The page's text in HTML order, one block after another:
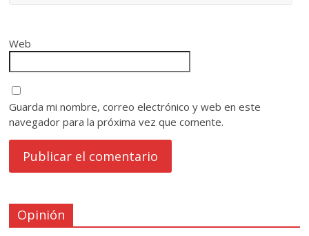
Web
Guarda mi nombre, correo electrónico y web en este
navegador para la próxima vez que comente.
Opinión